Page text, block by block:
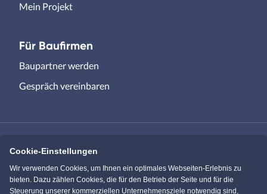
Mein Projekt
Für Baufirmen
Baupartner werden
Gespräch vereinbaren
Immowelt.de Bauen.de
Cookie-Einstellungen
Wir verwenden Cookies, um Ihnen ein optimales Webseiten-Erlebnis zu
bieten. Dazu zählen Cookies, die für den Betrieb der Seite und für die
Steuerung unserer kommerziellen Unternehmensziele notwendig sind,